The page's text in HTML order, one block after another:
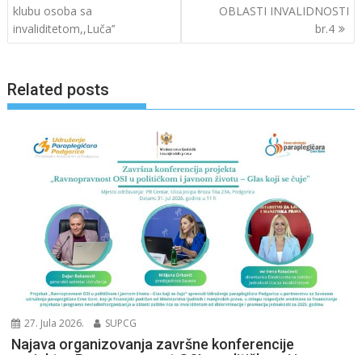
k
klubu osoba sa
invaliditetom,,Luča’’
OBLASTI INVALIDNOSTI
br.4
Related posts
27. Jula 2026. SUPCG
Najava organizovanja završne konferencije